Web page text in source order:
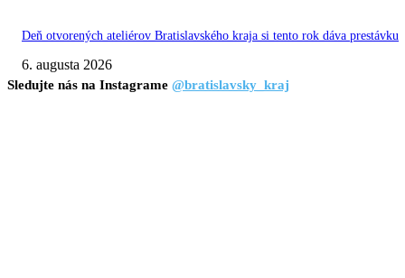
Deň otvorených ateliérov Bratislavského kraja si tento rok dáva prestávku
6. augusta 2026
Sledujte nás na Instagrame @bratislavsky_kraj